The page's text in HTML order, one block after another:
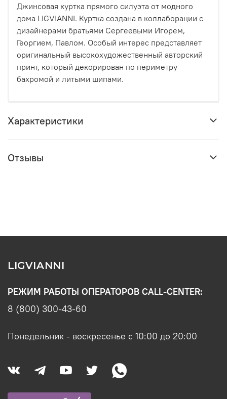
Джинсовая куртка прямого силуэта от модного
дома LIGVIANNI. Куртка создана в коллаборации с
дизайнерами братьями Сергеевыми Игорем,
Георгием, Павлом. Особый интерес представляет
оригинальный высокохудожественный авторский
принт, который декорирован по периметру
бахромой и литыми шипами.
Характеристики
Отзывы
LIGVIANNI
РЕЖИМ РАБОТЫ ОПЕРАТОРОВ CALL-CENTER:
8 (800) 300-43-60
Понедельник - воскресенье с 10:00 до 20:00